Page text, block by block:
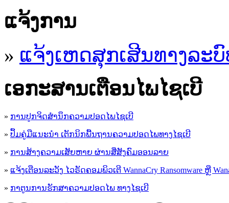
ແຈ້ງການ
» ແຈ້ງເຫດສຸກເສີນທາງລະ
ເອ​ກະ​ສານເຕືອນໄພໄຊເບີ
» ການປູກຈິດສໍານຶກຄວາມປອດໄພໄຊເບີ
» ປຶ້ມຄູ່ມືແນະນໍາ ເຕັກນິກພື້ນຖານຄວາມປອດໄພທາງໄຊເບີ
» ການສ້າງຄວາມເສັຍຫາຍ ຜ່ານສື່ສັງຄົມອອນລາຍ
» ແຈ້ງເຕືອນລະວັງ ໄວຣັດຄອມພິວເຕີ WannaCry Ransomware ຫຼື
» ກາຕູນການຮັກສາຄວາມປອດໄພ ທາງໄຊເບີ